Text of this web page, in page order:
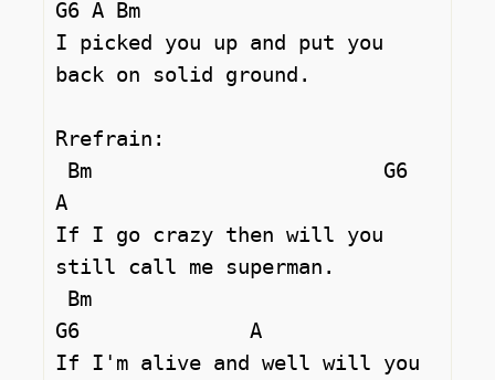
G6 A Bm
I picked you up and put you
back on solid ground.
Rrefrain:
A
If I go crazy then will you
still call me superman.
G6              A
If I'm alive and well will you